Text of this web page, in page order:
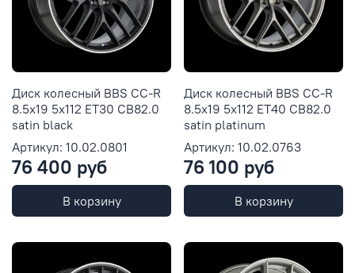
Диск колесный BBS CC-R
8.5x19 5x112 ET30 CB82.0
satin black
Артикул: 10.02.0801
76 400 руб
В корзину
Диск колесный BBS CC-R
8.5x19 5x112 ET40 CB82.0
satin platinum
Артикул: 10.02.0763
76 100 руб
В корзину